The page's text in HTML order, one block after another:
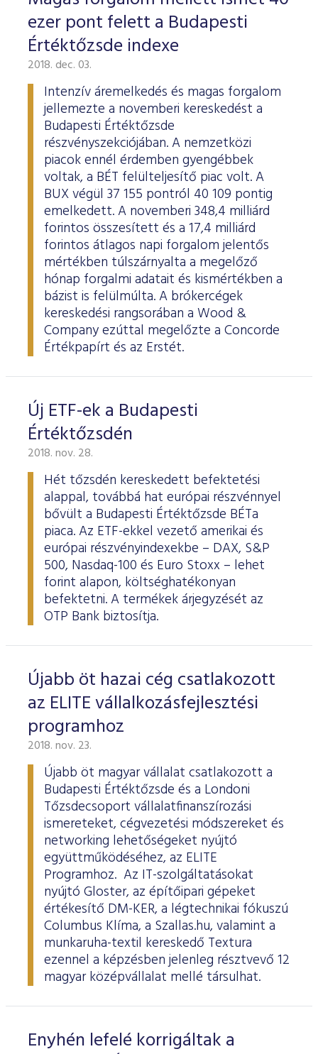
ESG Útmutató
ezer pont felett a Budapesti
Értéktőzsde indexe
2018. dec. 03.
Intenzív áremelkedés és magas forgalom
jellemezte a novemberi kereskedést a
Budapesti Értéktőzsde
részvényszekciójában. A nemzetközi
piacok ennél érdemben gyengébbek
voltak, a BÉT felülteljesítő piac volt. A
BUX végül 37 155 pontról 40 109 pontig
emelkedett. A novemberi 348,4 milliárd
forintos összesített és a 17,4 milliárd
forintos átlagos napi forgalom jelentős
mértékben túlszárnyalta a megelőző
hónap forgalmi adatait és kismértékben a
bázist is felülmúlta. A brókercégek
kereskedési rangsorában a Wood &
Company ezúttal megelőzte a Concorde
Értékpapírt és az Erstét.
Új ETF-ek a Budapesti
Értéktőzsdén
2018. nov. 28.
Hét tőzsdén kereskedett befektetési
alappal, továbbá hat európai részvénnyel
bővült a Budapesti Értéktőzsde BÉTa
piaca. Az ETF-ekkel vezető amerikai és
európai részvényindexekbe – DAX, S&P
500, Nasdaq-100 és Euro Stoxx – lehet
forint alapon, költséghatékonyan
befektetni. A termékek árjegyzését az
OTP Bank biztosítja.
Újabb öt hazai cég csatlakozott
az ELITE vállalkozásfejlesztési
programhoz
2018. nov. 23.
Újabb öt magyar vállalat csatlakozott a
Budapesti Értéktőzsde és a Londoni
Tőzsdecsoport vállalatfinanszírozási
ismereteket, cégvezetési módszereket és
networking lehetőségeket nyújtó
együttműködéséhez, az ELITE
Programhoz. Az IT-szolgáltatásokat
nyújtó Gloster, az építőipari gépeket
értékesítő DM-KER, a légtechnikai fókuszú
Columbus Klíma, a Szallas.hu, valamint a
munkaruha-textil kereskedő Textura
ezennel a képzésben jelenleg résztvevő 12
magyar középvállalat mellé társulhat.
Enyhén lefelé korrigáltak a